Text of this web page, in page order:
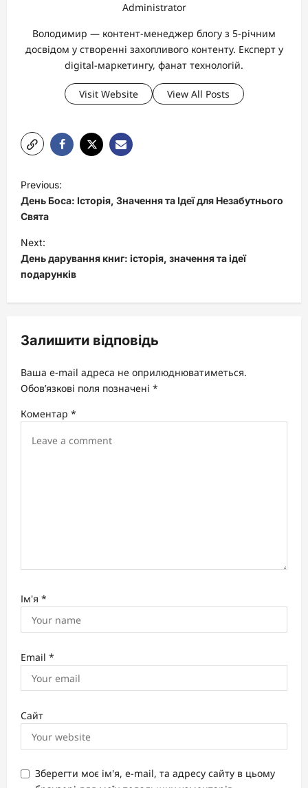
Administrator
Володимир — контент-менеджер блогу з 5-річним
досвідом у створенні захопливого контенту. Експерт у
digital-маркетингу, фанат технологій.
Visit Website View All Posts
P
o
s
t
n
a
v
g
a
t
i
Previous:
День Боса: Історія, Значення та Ідеї для Незабутнього
Свята
Next:
День дарування книг: історія, значення та ідеї
подарунків
Залишити відповідь
Ваша e-mail адреса не оприлюднюватиметься.
Обов’язкові поля позначені *
Коментар *
Ім'я *
Email *
Сайт
Зберегти моє ім'я, e-mail, та адресу сайту в цьому